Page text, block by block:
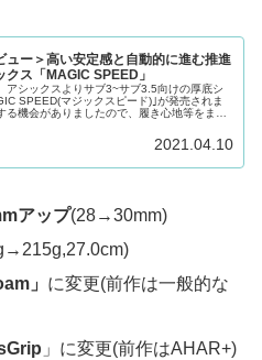
ュー＞高い安定感と自動的に進む推進
クス「MAGIC SPEED」
アシックスよりサブ3~サブ3.5向けの厚底シ
SPEED(マジックスピード)｣が発売されま
る機会がありましたので、履き心地等をまと
2021.04.10
アップ(28→30mm)
」 に変更(前作は一般的な
」に変更(前作はAHAR+)